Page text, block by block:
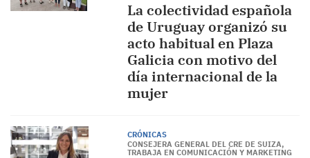
La colectividad española
de Uruguay organizó su
acto habitual en Plaza
Galicia con motivo del
día internacional de la
mujer
CRÓNICAS
CONSEJERA GENERAL DEL CRE DE SUIZA,
TRABAJA EN COMUNICACIÓN Y MARKETING